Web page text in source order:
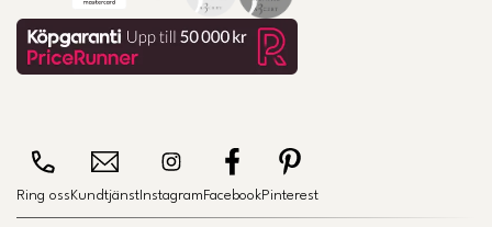
Ring oss Kundtjänst Instagram FacebookPinterest